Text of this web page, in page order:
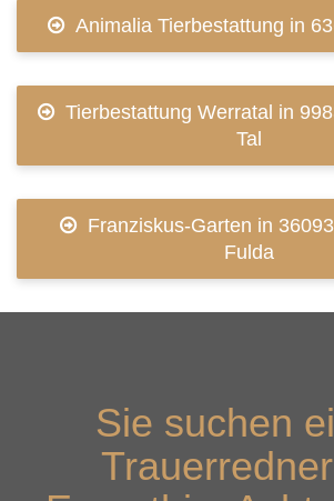
Animalia Tierbestattung in
Tierbestattung Werratal in
Tal
Franziskus-Garten in
Fulda
Sie suchen